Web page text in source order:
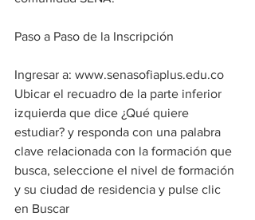
Paso a Paso de la Inscripción
Ingresar a: www.senasofiaplus.edu.co
Ubicar el recuadro de la parte inferior
izquierda que dice ¿Qué quiere
estudiar? y responda con una palabra
clave relacionada con la formación que
busca, seleccione el nivel de formación
y su ciudad de residencia y pulse clic
en Buscar